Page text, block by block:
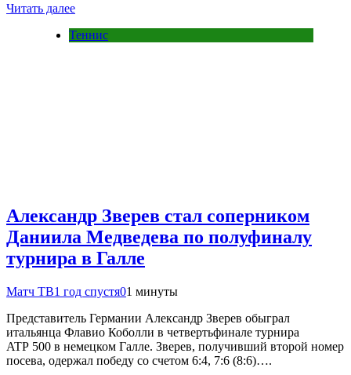
Читать далее
Теннис
Александр Зверев стал соперником
Даниила Медведева по полуфиналу
турнира в Галле
Матч ТВ1 год спустя01 минуты
Представитель Германии Александр Зверев обыграл
итальянца Флавио Коболли в четвертьфинале турнира
ATP 500 в немецком Галле. Зверев, получивший второй номер
посева, одержал победу со счетом 6:4, 7:6 (8:6)….